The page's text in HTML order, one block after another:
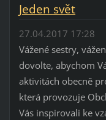
Jeden svět
27.04.2017 17:28
Vážené sestry,
dovolte, abychom
aktivitách obecně
která provozuje
Vás inspirovali ke